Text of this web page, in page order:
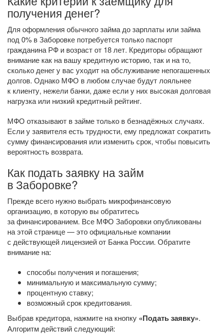
получения денег?
Для оформления обычного займа до зарплаты или займа
под 0% в Заборовке потребуется только паспорт
гражданина РФ и возраст от 18 лет. Кредиторы обращают
внимание как на вашу кредитную историю, так и на то,
сколько денег у вас уходит на обслуживание непогашенных
долгов. Однако МФО в любом случае будут лояльнее
к клиенту, нежели банки, даже если у них высокая долговая
нагрузка или низкий кредитный рейтинг.
МФО отказывают в займе только в безнадёжных случаях.
Если у заявителя есть трудности, ему предложат сократить
сумму финансирования или изменить срок, чтобы повысить
вероятность возврата.
Как подать заявку на займ
в Заборовке?
Прежде всего нужно выбрать микрофинансовую
организацию, в которую вы обратитесь
за финансированием. Все МФО Заборовки опубликованы
на этой странице — это официальные компании
с действующей лицензией от Банка России. Обратите
внимание на:
способы получения и погашения;
минимальную и максимальную сумму;
процентную ставку;
возможный срок кредитования.
Выбрав кредитора, нажмите на кнопку «Подать заявку».
Алгоритм действий следующий: